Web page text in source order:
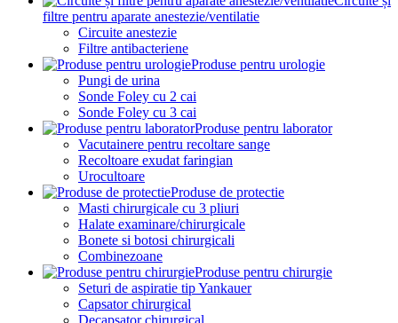
filtre pentru aparate anestezie/ventilatie
Circuite anestezie
Filtre antibacteriene
Produse pentru urologie
Pungi de urina
Sonde Foley cu 2 cai
Sonde Foley cu 3 cai
Produse pentru laborator
Vacutainere pentru recoltare sange
Recoltoare exudat faringian
Urocultoare
Produse de protectie
Masti chirurgicale cu 3 pliuri
Halate examinare/chirurgicale
Bonete si botosi chirurgicali
Combinezoane
Produse pentru chirurgie
Seturi de aspiratie tip Yankauer
Capsator chirurgical